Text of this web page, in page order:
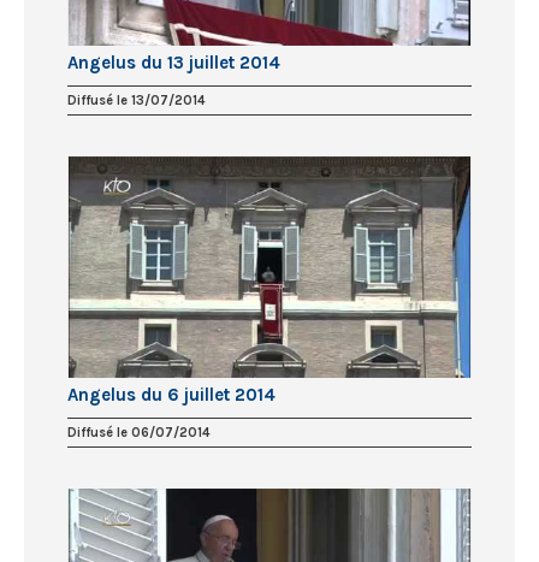
Angelus du 13 juillet 2014
Diffusé le 13/07/2014
Angelus du 6 juillet 2014
Diffusé le 06/07/2014